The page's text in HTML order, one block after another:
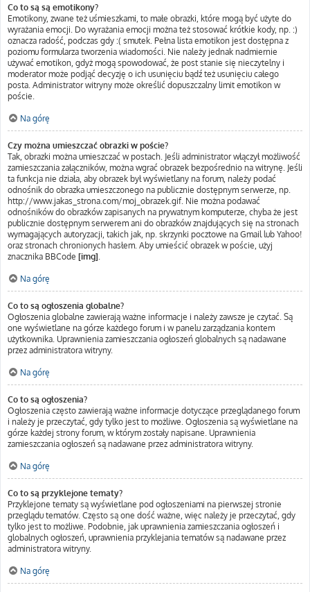
Co to są są emotikony?
Emotikony, zwane też uśmieszkami, to małe obrazki, które mogą być użyte do
wyrażania emocji. Do wyrażania emocji można też stosować krótkie kody, np. :)
oznacza radość, podczas gdy :( smutek. Pełna lista emotikon jest dostępna z
poziomu formularza tworzenia wiadomości. Nie należy jednak nadmiernie
używać emotikon, gdyż mogą spowodować, że post stanie się nieczytelny i
moderator może podjąć decyzję o ich usunięciu bądź też usunięciu całego
posta. Administrator witryny może określić dopuszczalny limit emotikon w
poście.
Na górę
Czy można umieszczać obrazki w poście?
Tak, obrazki można umieszczać w postach. Jeśli administrator włączył możliwość
zamieszczania załączników, można wgrać obrazek bezpośrednio na witrynę. Jeśli
ta funkcja nie działa, aby obrazek był wyświetlany na forum, należy podać
odnośnik do obrazka umieszczonego na publicznie dostępnym serwerze, np.
http://www.jakas_strona.com/moj_obrazek.gif. Nie można podawać
odnośników do obrazków zapisanych na prywatnym komputerze, chyba że jest
publicznie dostępnym serwerem ani do obrazków znajdujących się na stronach
wymagających autoryzacji, takich jak, np. skrzynki pocztowe na Gmail lub Yahoo!
oraz stronach chronionych hasłem. Aby umieścić obrazek w poście, użyj
znacznika BBCode [img].
Na górę
Co to są ogłoszenia globalne?
Ogłoszenia globalne zawierają ważne informacje i należy zawsze je czytać. Są
one wyświetlane na górze każdego forum i w panelu zarządzania kontem
użytkownika. Uprawnienia zamieszczania ogłoszeń globalnych są nadawane
przez administratora witryny.
Na górę
Co to są ogłoszenia?
Ogłoszenia często zawierają ważne informacje dotyczące przeglądanego forum
i należy je przeczytać, gdy tylko jest to możliwe. Ogłoszenia są wyświetlane na
górze każdej strony forum, w którym zostały napisane. Uprawnienia
zamieszczania ogłoszeń są nadawane przez administratora witryny.
Na górę
Co to są przyklejone tematy?
Przyklejone tematy są wyświetlane pod ogłoszeniami na pierwszej stronie
przeglądu tematów. Często są one dość ważne, więc należy je przeczytać, gdy
tylko jest to możliwe. Podobnie, jak uprawnienia zamieszczania ogłoszeń i
globalnych ogłoszeń, uprawnienia przyklejania tematów są nadawane przez
administratora witryny.
Na górę